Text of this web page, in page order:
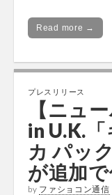
Read more →
プレスリリース
【ニュ
in U.K.
カ パッ
が追加
by ファショコン通信